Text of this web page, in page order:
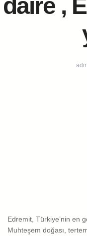
daire ,
Edremit, Türkiye’nin en
Muhteşem doğası,